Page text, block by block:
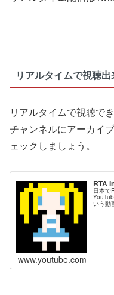
リアルタイムで視聴
リアルタイムで視聴で
チャンネルにアーカイ
ェックしましょう。
RTA
日本で
いう動
www.youtube.com